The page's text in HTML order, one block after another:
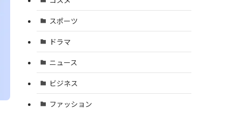
スポーツ
ドラマ
ニュース
ビジネス
ファッション